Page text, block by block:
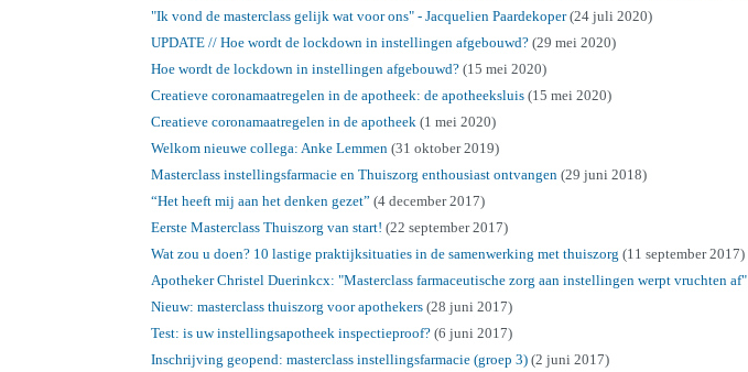
"Ik vond de masterclass gelijk wat voor ons" - Jacquelien Paardekoper (24 juli 2020)
UPDATE // Hoe wordt de lockdown in instellingen afgebouwd? (29 mei 2020)
Hoe wordt de lockdown in instellingen afgebouwd? (15 mei 2020)
Creatieve coronamaatregelen in de apotheek: de apotheeksluis (15 mei 2020)
Creatieve coronamaatregelen in de apotheek (1 mei 2020)
Welkom nieuwe collega: Anke Lemmen (31 oktober 2019)
Masterclass instellingsfarmacie en Thuiszorg enthousiast ontvangen (29 juni 2018)
“Het heeft mij aan het denken gezet” (4 december 2017)
Eerste Masterclass Thuiszorg van start! (22 september 2017)
Wat zou u doen? 10 lastige praktijksituaties in de samenwerking met thuiszorg (11 september 2017)
Apotheker Christel Duerinkcx: "Masterclass farmaceutische zorg aan instellingen werpt vruchten af"
Nieuw: masterclass thuiszorg voor apothekers (28 juni 2017)
Test: is uw instellingsapotheek inspectieproof? (6 juni 2017)
Inschrijving geopend: masterclass instellingsfarmacie (groep 3) (2 juni 2017)